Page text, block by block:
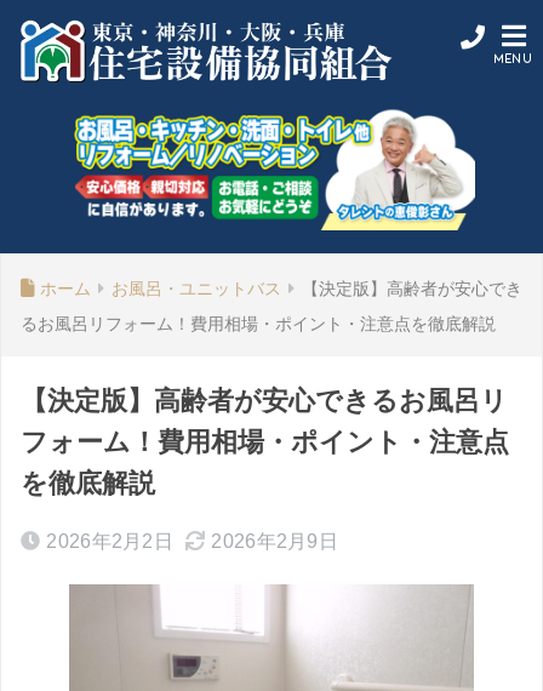
ホーム お風呂・ユニットバス
【決定版】高齢者が安心でき
るお風呂リフォーム！費用相場・ポイント・注意点を徹底解説
【決定版】高齢者が安心できるお風呂リ
フォーム！費用相場・ポイント・注意点
を徹底解説
2026年2月2日 2026年2月9日